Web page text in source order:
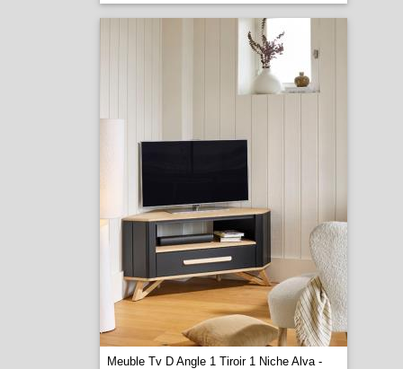
Meuble Tv D Angle 1 Tiroir 1 Niche Alva -